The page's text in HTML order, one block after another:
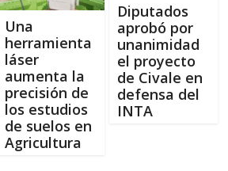
Una
herramienta
láser
aumenta la
precisión de
los estudios
de suelos en
Agricultura
Diputados
aprobó por
unanimidad
el proyecto
de Civale en
defensa del
INTA